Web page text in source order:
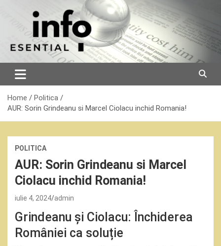
Home
Politica
AUR: Sorin Grindeanu si Marcel Ciolacu inchid Romania!
POLITICA
AUR: Sorin Grindeanu si Marcel
Ciolacu inchid Romania!
iulie 4, 2024 admin
Grindeanu și Ciolacu: Închiderea
României ca soluție